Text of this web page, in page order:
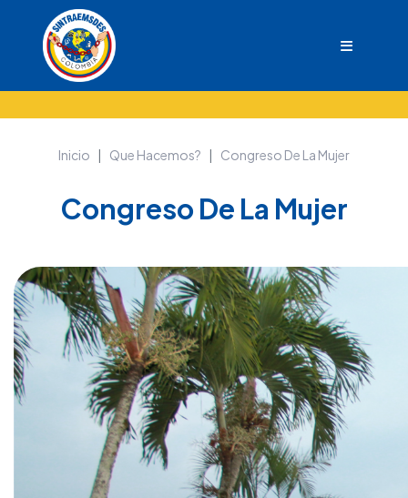
Inicio Que Hacemos? Congreso De La Mujer
Congreso De La Mujer